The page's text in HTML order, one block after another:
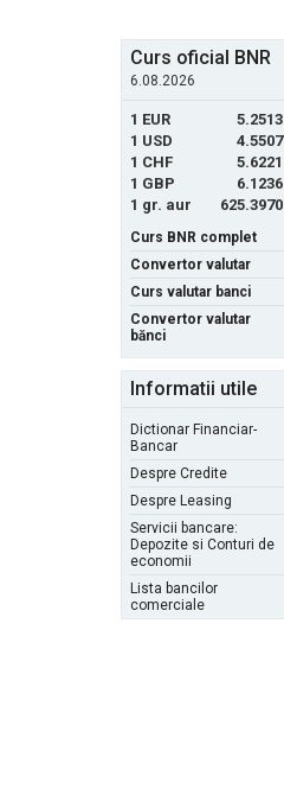
Curs oficial BNR
6.08.2026
1 EUR
5.2513
1 USD
4.5507
1 CHF
5.6221
1 GBP
6.1236
1 gr. aur
625.3970
Curs BNR complet
Convertor valutar
Curs valutar banci
Convertor valutar
bănci
Informatii utile
Dictionar Financiar-
Bancar
Despre Credite
Despre Leasing
Servicii bancare:
Depozite si Conturi de
economii
Lista bancilor
comerciale